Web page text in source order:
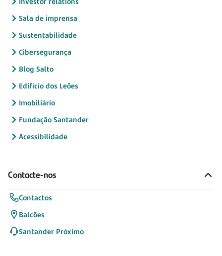
Sala de imprensa
Sustentabilidade
Cibersegurança
Blog Salto
Edifício dos Leões
Imobiliário
Fundação Santander
Acessibilidade
Contacte-nos
Contactos
Balcões
Santander Próximo